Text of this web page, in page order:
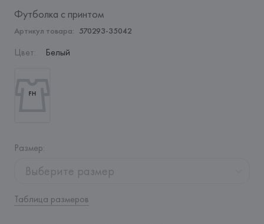
Футболка с принтом
Артикул товара: 570293-35042
Цвет: Белый
Размер:
Выберите размер
Таблица размеров